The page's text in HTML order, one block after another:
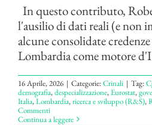
In questo contributo,
l'ausilio di dati reali (e non
alcune consolidate
Lombardia come motore
16 Aprile, 2026 | Categorie:Crinali | Tag:
demografia,despecializzazione,Eurostat,
Italia,Lombardia,ricerca e sviluppo (R&S),
Commenti
Continua a leggere